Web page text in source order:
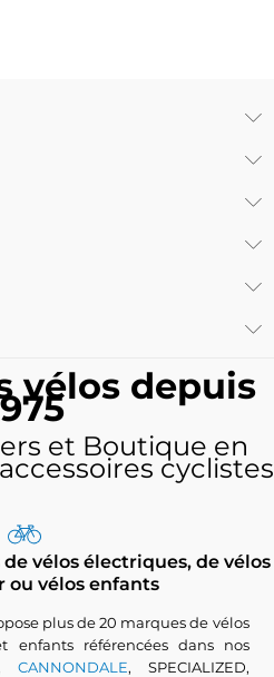
vélos depuis
et Boutique en
cyclistes
vélos électriques, de vélos
ou vélos enfants
plus de 20 marques de vélos
enfants référencées dans nos
CANNONDALE, SPECIALIZED,